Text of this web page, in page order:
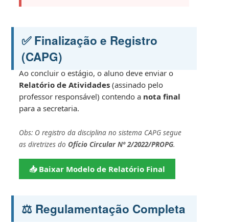
✅ Finalização e Registro
(CAPG)
Ao concluir o estágio, o aluno deve enviar o
Relatório de Atividades (assinado pelo
professor responsável) contendo a nota final
para a secretaria.
Obs: O registro da disciplina no sistema CAPG segue
as diretrizes doOfício Circular Nº 2/2022/PROPG.
📥 Baixar Modelo de Relatório Final
⚖️ Regulamentação Completa